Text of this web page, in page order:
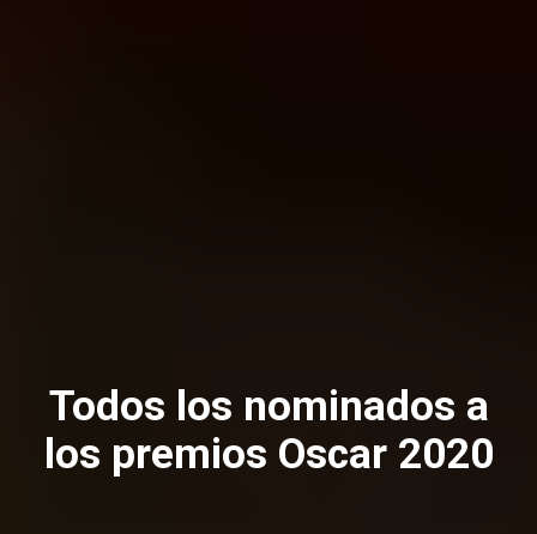
Todos los nominados a
los premios Oscar 2020